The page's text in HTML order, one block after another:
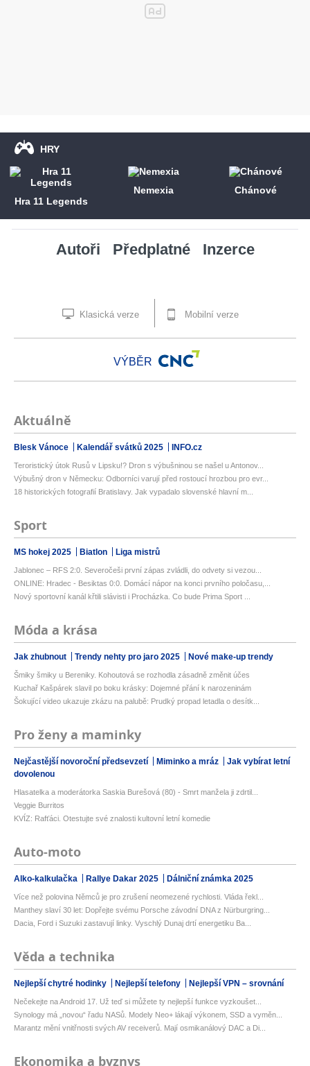
HRY
Hra 11 Legends
Nemexia Chánové
Autoři Předplatné Inzerce
Klasická verze Mobilní verze
VÝBĚR
Aktuálně
Blesk Vánoce Kalendář svátků 2025 INFO.cz
Teroristický útok Rusů v Lipsku!? Dron s výbušninou se našel u Antonov...
Výbušný dron v Německu: Odborníci varují před rostoucí hrozbou pro evr...
18 historických fotografií Bratislavy. Jak vypadalo slovenské hlavní m...
Sport
MS hokej 2025 Biatlon Liga mistrů
Jablonec – RFS 2:0. Severočeši první zápas zvládli, do odvety si vezou...
ONLINE: Hradec - Besiktas 0:0. Domácí nápor na konci prvního poločasu,...
Nový sportovní kanál křtili slávisti i Procházka. Co bude Prima Sport ...
Móda a krása
Jak zhubnout Trendy nehty pro jaro 2025 Nové make-up trendy
Šmiky šmiky u Bereniky. Kohoutová se rozhodla zásadně změnit účes
Kuchař Kašpárek slavil po boku krásky: Dojemné přání k narozeninám
Šokující video ukazuje zkázu na palubě: Prudký propad letadla o desítk...
Pro ženy a maminky
Nejčastější novoroční předsevzetí Miminko a mráz
Jak vybírat letní
dovolenou
Hlasatelka a moderátorka Saskia Burešová (80) - Smrt manžela ji zdrtil...
Veggie Burritos
KVÍZ: Rafťáci. Otestujte své znalosti kultovní letní komedie
Auto-moto
Alko-kalkulačka Rallye Dakar 2025 Dálniční známka 2025
Více než polovina Němců je pro zrušení neomezené rychlosti. Vláda řekl...
Manthey slaví 30 let: Dopřejte svému Porsche závodní DNA z Nürburgring...
Dacia, Ford i Suzuki zastavují linky. Vyschlý Dunaj drtí energetiku Ba...
Věda a technika
Nejlepší chytré hodinky Nejlepší telefony Nejlepší VPN – srovnání
Nečekejte na Android 17. Už teď si můžete ty nejlepší funkce vyzkoušet...
Synology má „novou“ řadu NASů. Modely Neo+ lákají výkonem, SSD a vyměn...
Marantz mění vnitřnosti svých AV receiverů. Mají osmikanálový DAC a Di...
Ekonomika a byznys